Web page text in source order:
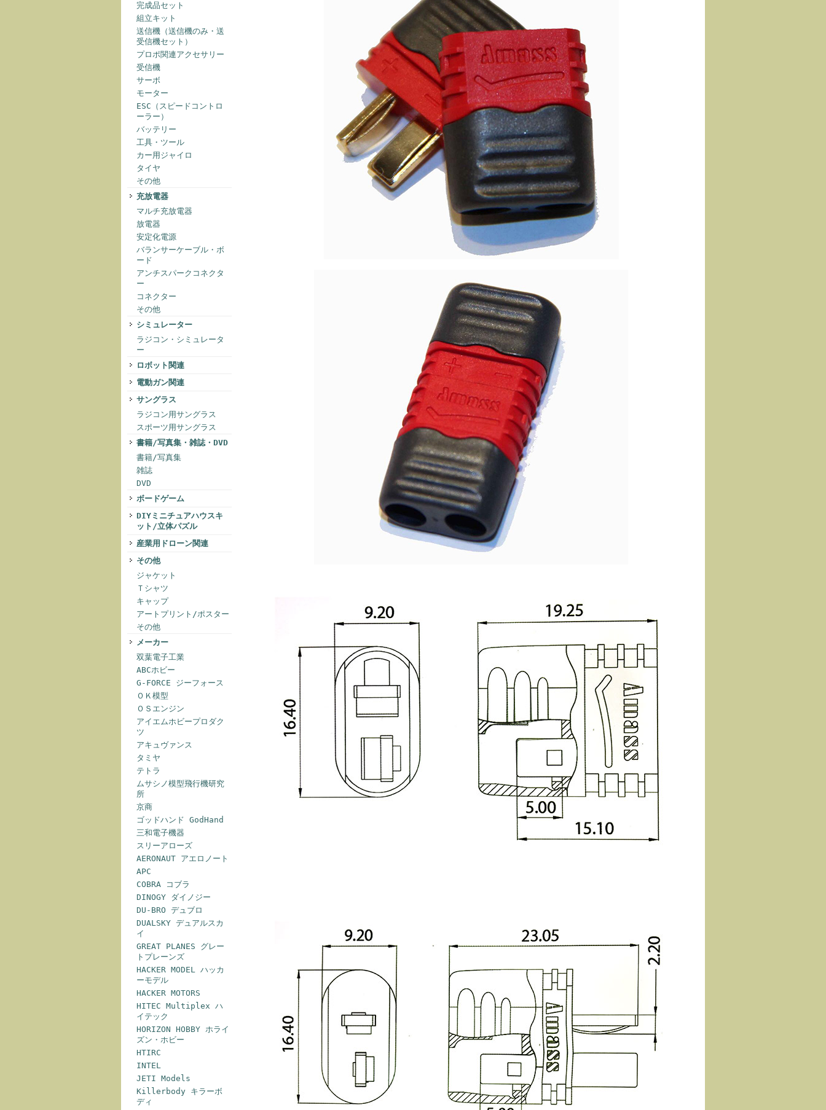
完成品セット
組立キット
送信機（送信機のみ・送
受信機セット）
プロポ関連アクセサリー
受信機
サーボ
モーター
ESC（スピードコントロ
ーラー）
バッテリー
工具・ツール
カー用ジャイロ
タイヤ
その他
充放電器
マルチ充放電器
放電器
安定化電源
バランサーケーブル・ボ
ード
アンチスパークコネクタ
ー
コネクター
その他
シミュレーター
ラジコン・シミュレータ
ー
ロボット関連
電動ガン関連
サングラス
ラジコン用サングラス
スポーツ用サングラス
書籍/写真集・雑誌・DVD
書籍/写真集
雑誌
DVD
ボードゲーム
DIYミニチュアハウスキ
ット/立体パズル
産業用ドローン関連
その他
ジャケット
Ｔシャツ
キャップ
アートプリント/ポスター
その他
メーカー
双葉電子工業
ABCホビー
G-FORCE ジーフォース
ＯＫ模型
ＯＳエンジン
アイエムホビープロダク
ツ
アキュヴァンス
タミヤ
テトラ
ムサシノ模型飛行機研究
所
京商
ゴッドハンド GodHand
三和電子機器
スリーアローズ
AERONAUT アエロノート
APC
COBRA コブラ
DINOGY ダイノジー
DU-BRO デュブロ
DUALSKY デュアルスカ
イ
GREAT PLANES グレー
トプレーンズ
HACKER MODEL ハッカ
ーモデル
HACKER MOTORS
HITEC Multiplex ハ
イテック
HORIZON HOBBY ホライ
ズン・ホビー
HTIRC
INTEL
JETI Models
Killerbody キラーボ
ディ